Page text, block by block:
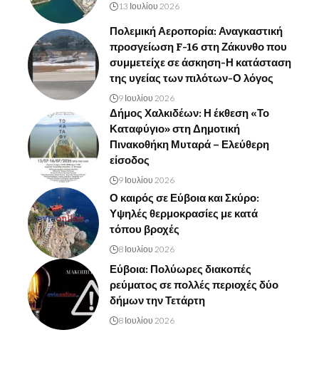
13 Ιουλίου 2026
Πολεμική Αεροπορία: Αναγκαστική
προσγείωση F-16 στη Ζάκυνθο που
συμμετείχε σε άσκηση-Η κατάσταση
της υγείας των πιλότων-Ο λόγος
9 Ιουλίου 2026
Δήμος Χαλκιδέων: Η έκθεση «Το
Καταφύγιο» στη Δημοτική
Πινακοθήκη Μυταρά – Ελεύθερη
είσοδος
9 Ιουλίου 2026
Ο καιρός σε Εύβοια και Σκύρο:
Υψηλές θερμοκρασίες με κατά
τόπου βροχές
8 Ιουλίου 2026
Εύβοια: Πολύωρες διακοπές
ρεύματος σε πολλές περιοχές δύο
δήμων την Τετάρτη
8 Ιουλίου 2026